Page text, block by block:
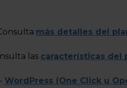
más detalles del
las características del
- WordPress (One Click u